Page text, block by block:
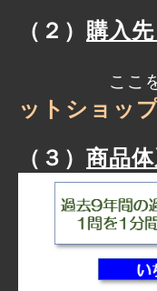
（２） 購入先
ここをク
ットショッ
（３） 商品